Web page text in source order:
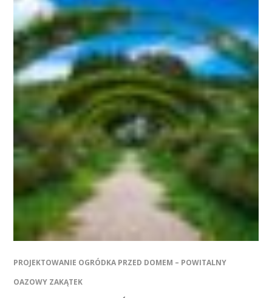
PROJEKTOWANIE OGRÓDKA PRZED DOMEM – POWITALNY
OAZOWY ZAKĄTEK